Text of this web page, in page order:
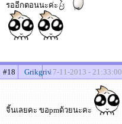
รออีกตอนนะค่ะ
#18 Grikgriv17-11-2013 - 21:33:00
จิ้นเลยคะ ขอpmด้วยนะคะ